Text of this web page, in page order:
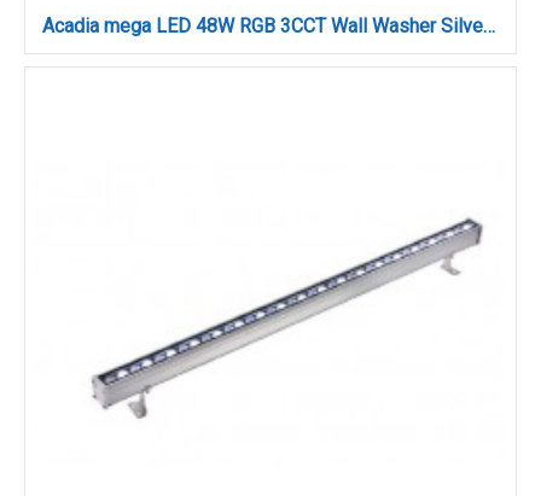
Acadia mega LED 48W RGB 3CCT Wall Washer Silver D:100cm (80700315)